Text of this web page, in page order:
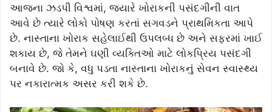
આજના ઝડપી વિશ્વમાં, જ્યારે ખોરાકની પસંદગીની વાત
આવે છે ત્યારે લોકો પોષણ કરતાં સગવડને પ્રાથમિકતા આપે
છે. નાસ્તાના ખોરાક સહેલાઈથી ઉપલબ્ધ છે અને સફરમાં ખાઈ
શકાય છે, જે તેમને ઘણી વ્યક્તિઓ માટે લોકપ્રિય પસંદગી
બનાવે છે. જો કે, વધુ પડતા નાસ્તાના ખોરાકનું સેવન સ્વાસ્થ્ય
પર નકારાત્મક અસર કરી શકે છે.